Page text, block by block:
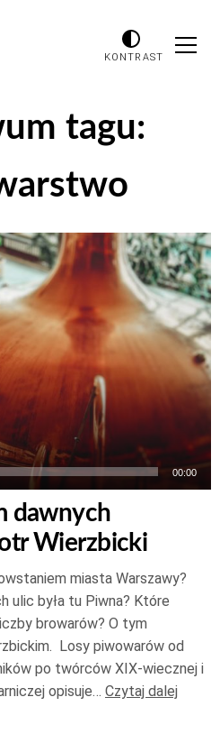
KONTRAST
tagu:
00:00
dawnych
Wierzbicki
miasta Warszawy?
ulic była tu Piwna? Które
browarów? O tym
Losy piwowarów od
po twórców XIX-wiecznej i
opisuje… Czytaj dalej